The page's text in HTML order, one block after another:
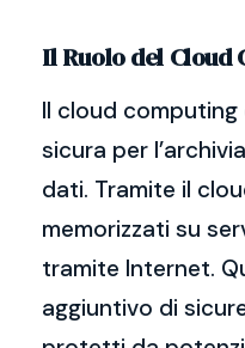
Il Ruolo del Cloud
Il cloud
sicura per
dati. Tramite il
memorizzati su
tramite Internet.
aggiuntivo di